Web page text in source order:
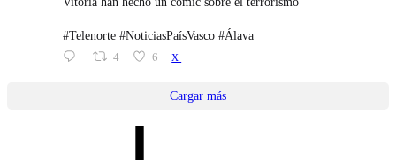
#Telenorte #NoticiasPaísVasco #Álava
4 6 X
Cargar más